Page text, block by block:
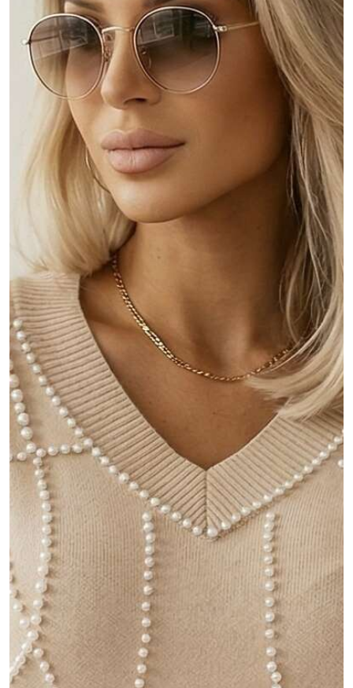
МОЙ СЧЕТ
Валютная единица